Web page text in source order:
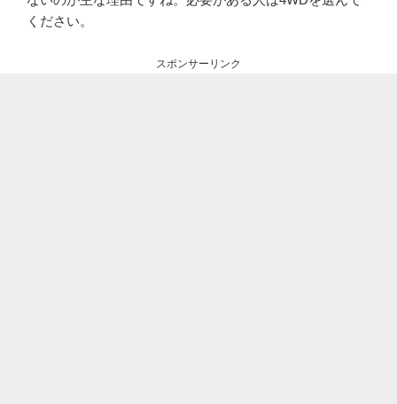
ください。
スポンサーリンク